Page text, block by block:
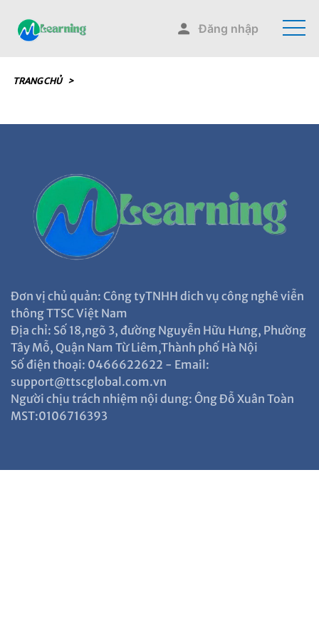
Đăng nhập
TRANG CHỦ >
Đơn vị chủ quản: Công tyTNHH dich vụ công nghê viễn
thông TTSC Việt Nam
Địa chỉ: Số 18,ngõ 3, đường Nguyễn Hữu Hưng, Phường
Tây Mỗ, Quận Nam Từ Liêm,Thành phố Hà Nội
Số điện thoại: 0466622622 - Email:
support@ttscglobal.com.vn
Người chịu trách nhiệm nội dung: Ông Đỗ Xuân Toàn
MST:0106716393